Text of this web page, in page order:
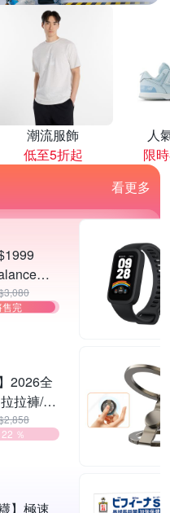
潮流服飾
低至5折起
人
限
看更多
】
鞋_中
售完
2026全
拉褲/黏
型 多款
％
】極速